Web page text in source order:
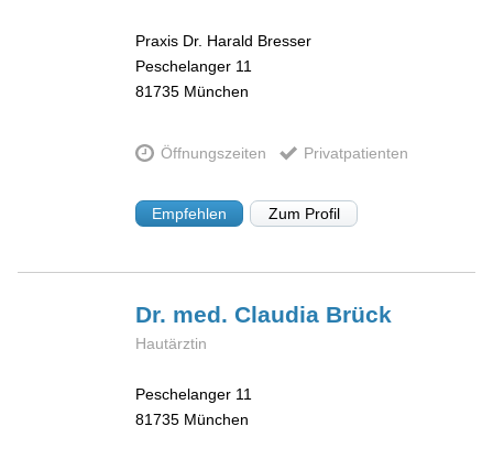
Praxis Dr. Harald Bresser
Peschelanger 11
81735 München
Öffnungszeiten Privatpatienten
Empfehlen Zum Profil
Dr. med. Claudia Brück
Hautärztin
Peschelanger 11
81735 München